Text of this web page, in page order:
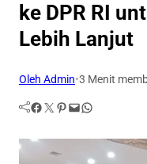
ke DPR RI
Lebih Lanjut
Oleh Admin•3 Menit
Facebook Twitter Pinterest Mail WhatsApp